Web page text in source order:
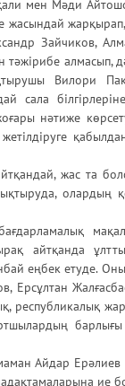
мен Мәди
жасындай
Зайчиков,
алмасып,
Вилори
сала
нәтиже
жас та
олардың
айтқанда
еңбек етуде.
Ерсұлтан
республикалық
Айдар
ие